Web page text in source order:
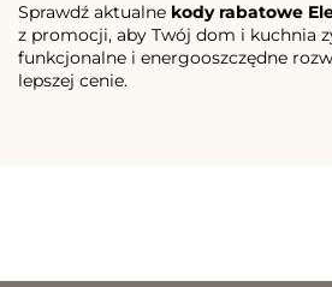
Sprawdź aktualne kody rabatowe
z promocji, aby Twój dom i kuchnia
funkcjonalne i energooszczędne
lepszej cenie.